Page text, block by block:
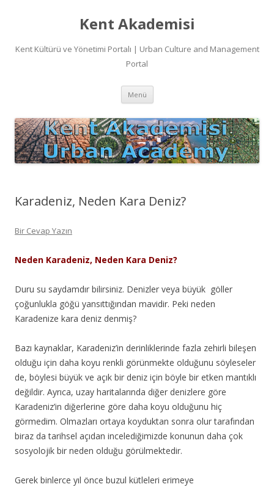
Kent Akademisi
Kent Kültürü ve Yönetimi Portalı | Urban Culture and Management
Portal
Menü İçeriğe
Karadeniz, Neden Kara Deniz?
Bir Cevap Yazın
Neden Karadeniz, Neden Kara Deniz?
Duru su saydamdır bilirsiniz. Denizler veya büyük göller
çoğunlukla göğü yansıttığından mavidir. Peki neden
Karadenize kara deniz denmiş?
Bazı kaynaklar, Karadeniz’in derinliklerinde fazla zehirli bileşen
olduğu için daha koyu renkli görünmekte olduğunu söyleseler
de, böylesi büyük ve açık bir deniz için böyle bir etken mantıklı
değildir. Ayrıca, uzay haritalarında diğer denizlere göre
Karadeniz’in diğerlerine göre daha koyu olduğunu hiç
görmedim. Olmazları ortaya koyduktan sonra olur tarafından
biraz da tarihsel açıdan incelediğimizde konunun daha çok
sosyolojik bir neden olduğu görülmektedir.
Gerek binlerce yıl önce buzul kütleleri erimeye